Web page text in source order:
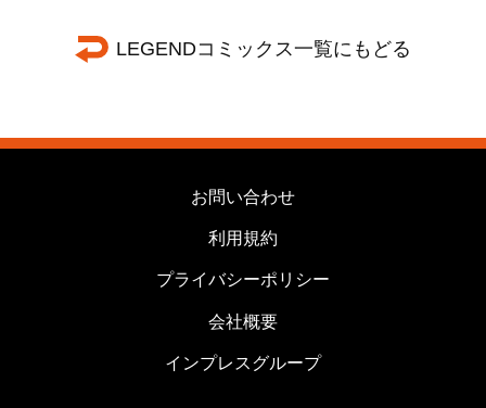
LEGENDコミックス一覧にもどる
お問い合わせ
利用規約
プライバシーポリシー
会社概要
インプレスグループ